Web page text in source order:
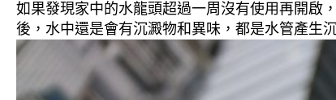
如果發現家中的水龍頭超過一周沒有使用再開啟
後，水中還是會有沉澱物和異味，都是水管產生